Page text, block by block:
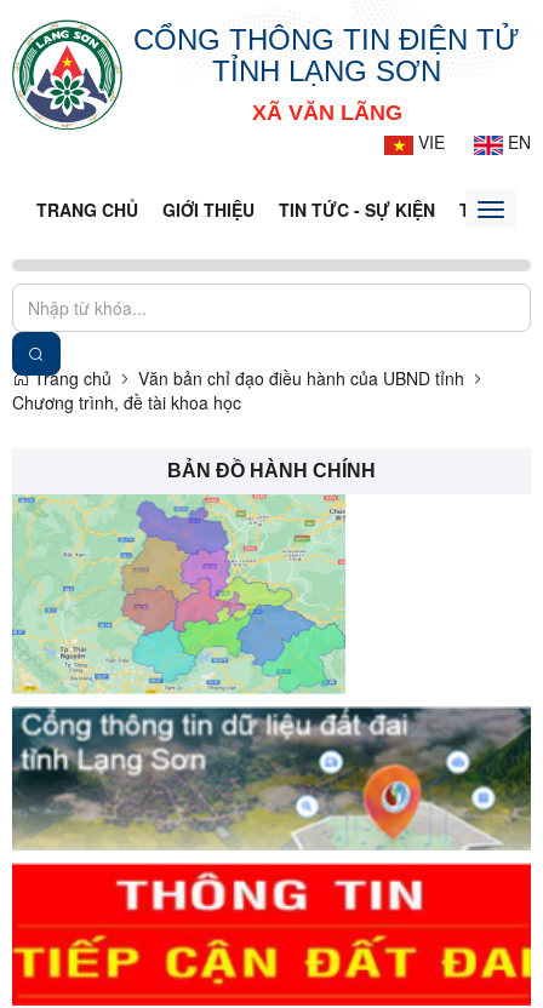
CỔNG THÔNG TIN ĐIỆN TỬ
TỈNH LẠNG SƠN
XÃ VĂN LÃNG
VIE
EN
TRANG CHỦ GIỚI THIỆU TIN TỨC - SỰ KIỆN THÔNG
Toggle
Trang chủ
Văn bản chỉ đạo điều hành của UBND tỉnh
Chương trình, đề tài khoa học
BẢN ĐỒ HÀNH CHÍNH